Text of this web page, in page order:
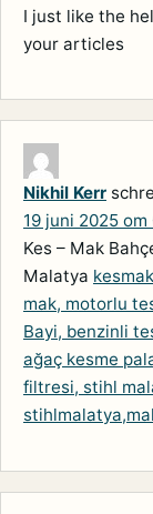
I just like the
your articles
Nikhil Kerr
19 juni 2025 om
Kes – Mak
Malatya
mak, motorlu
Bayi, benzinli
ağaç kesme
filtresi, stihl